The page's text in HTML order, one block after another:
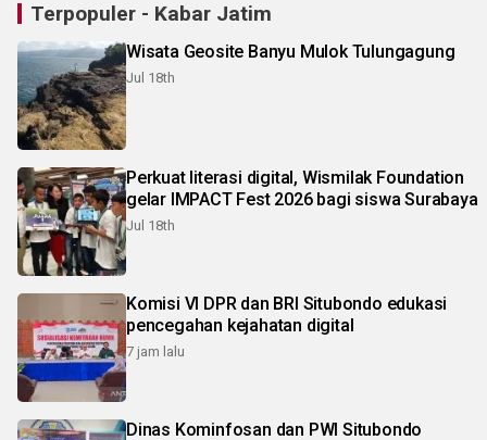
Terpopuler - Kabar Jatim
Wisata Geosite Banyu Mulok Tulungagung
Jul 18th
Perkuat literasi digital, Wismilak Foundation
gelar IMPACT Fest 2026 bagi siswa Surabaya
Jul 18th
Komisi VI DPR dan BRI Situbondo edukasi
pencegahan kejahatan digital
7 jam lalu
Dinas Kominfosan dan PWI Situbondo